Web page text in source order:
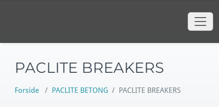
PACLITE BREAKERS
Forside / PACLITE BETONG / PACLITE BREAKERS